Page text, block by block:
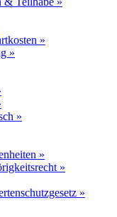
»
»
»
»
»
»